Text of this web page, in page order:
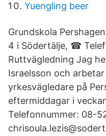
Yuengling beer
Grundskola
4 i Södertälje, ☎
Ruttvägledning Jag
Israelsson och
yrkesvägledare på
eftermiddagar i
Telefonnummer: 08-